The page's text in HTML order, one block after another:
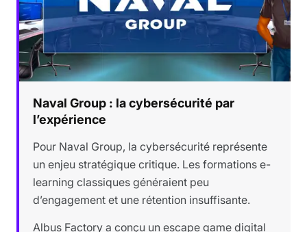
Naval Group : la cybersécurité par
l’expérience
Pour Naval Group, la cybersécurité représente
un enjeu stratégique critique. Les formations e-
learning classiques généraient peu
d’engagement et une rétention insuffisante.
Albus Factory a conçu un escape game digital